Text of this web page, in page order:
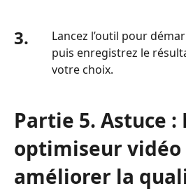
3.
Lancez l’outil pour
puis enregistrez le
votre choix.
Partie 5. Astuce
optimiseur vidéo
améliorer la